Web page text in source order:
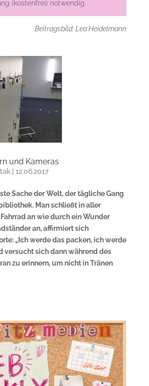
(kostenfrei) notwendig.
Beitragsbild: Lea Heidelmann
und Kameras
| 12.06.2017
Sache der Welt, der tägliche Gang
Man schließt in aller
an wie durch ein Wunder
an, affirmiert sich
„Ich werde das packen, ich werde
versucht sich dann während des
zu erinnern, um nicht in Tränen